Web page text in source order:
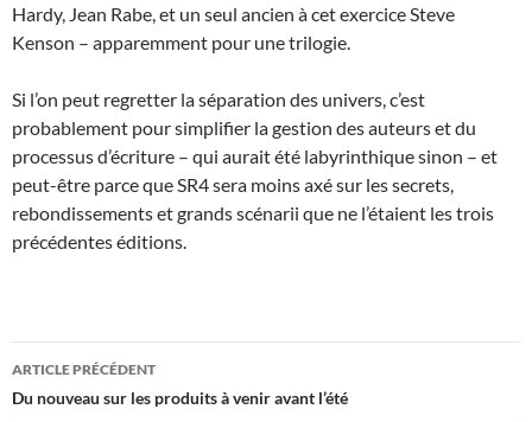
Hardy, Jean Rabe, et un seul ancien à cet exercice Steve
Kenson – apparemment pour une trilogie.
Si l’on peut regretter la séparation des univers, c’est
probablement pour simplifier la gestion des auteurs et du
processus d’écriture – qui aurait été labyrinthique sinon – et
peut-être parce que SR4 sera moins axé sur les secrets,
rebondissements et grands scénarii que ne l’étaient les trois
précédentes éditions.
Navigation
des
ARTICLE PRÉCÉDENT
Du nouveau sur les produits à venir avant l’été